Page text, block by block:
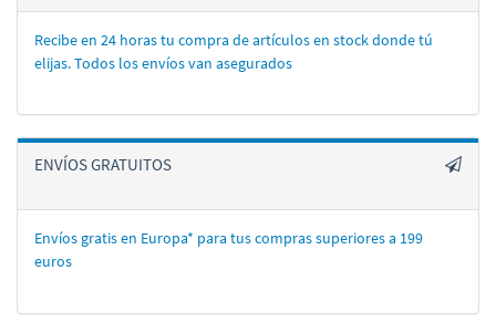
Recibe en 24 horas tu compra de artí­culos en stock donde tú
elijas. Todos los enví­os van asegurados
ENVÍOS GRATUITOS
Envíos gratis en Europa* para tus compras superiores a 199
euros